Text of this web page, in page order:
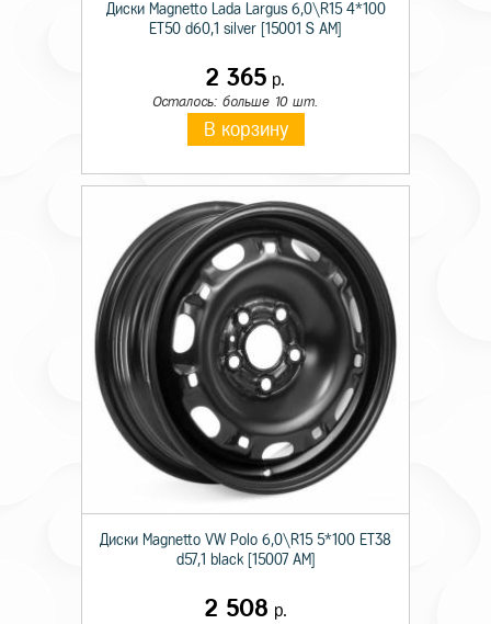
Диски Magnetto Lada Largus 6,0\R15 4*100
ET50 d60,1 silver [15001 S AM]
2 365 р.
Осталось: больше 10 шт.
В корзину
Диски Magnetto VW Polo 6,0\R15 5*100 ET38
d57,1 black [15007 AM]
2 508 р.